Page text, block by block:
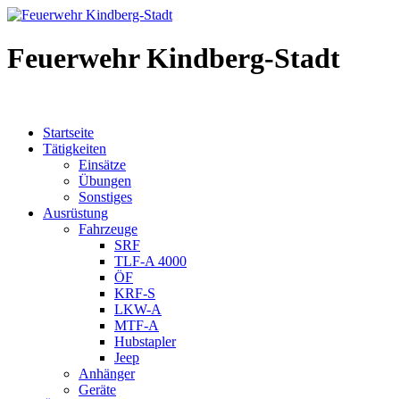
Feuerwehr Kindberg-Stadt
Startseite
Tätigkeiten
Einsätze
Übungen
Sonstiges
Ausrüstung
Fahrzeuge
SRF
TLF-A 4000
ÖF
KRF-S
LKW-A
MTF-A
Hubstapler
Jeep
Anhänger
Geräte